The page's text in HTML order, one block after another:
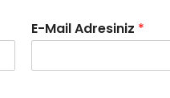
E-Mail Adresiniz *